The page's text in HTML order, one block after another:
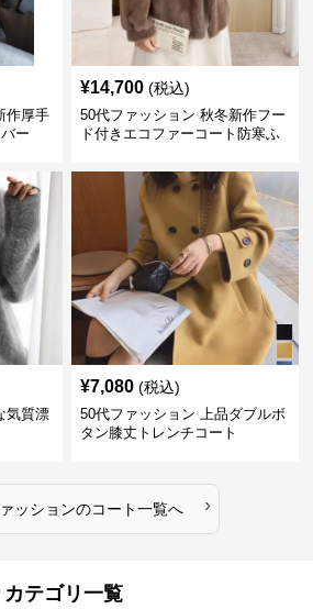
作厚手
ー
¥14,700 (税込)
50代ファッション 秋冬新作フー
ド付きエコファーコート防寒ふ
気質漂
¥7,080 (税込)
50代ファッション 上品ダブルボ
タン膝丈トレンチコート
ッションのコート一覧へ ›
テゴリ一覧